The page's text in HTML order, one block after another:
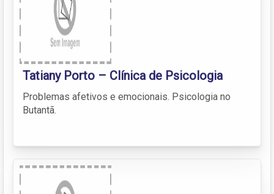
Tatiany Porto – Clínica de Psicologia
Problemas afetivos e emocionais. Psicologia no
Butantã.